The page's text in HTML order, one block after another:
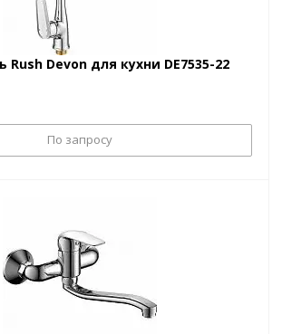
Rush Devon для кухни DE7535-22
По запросу